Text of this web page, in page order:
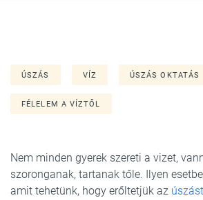
ÚSZÁS VÍZ ÚSZÁS OKTATÁS
FÉLELEM A VÍZTŐL
Nem minden gyerek szereti a vizet,
szoronganak, tartanak tőle. Ilyen
amit tehetünk, hogy erőltetjük az úszást